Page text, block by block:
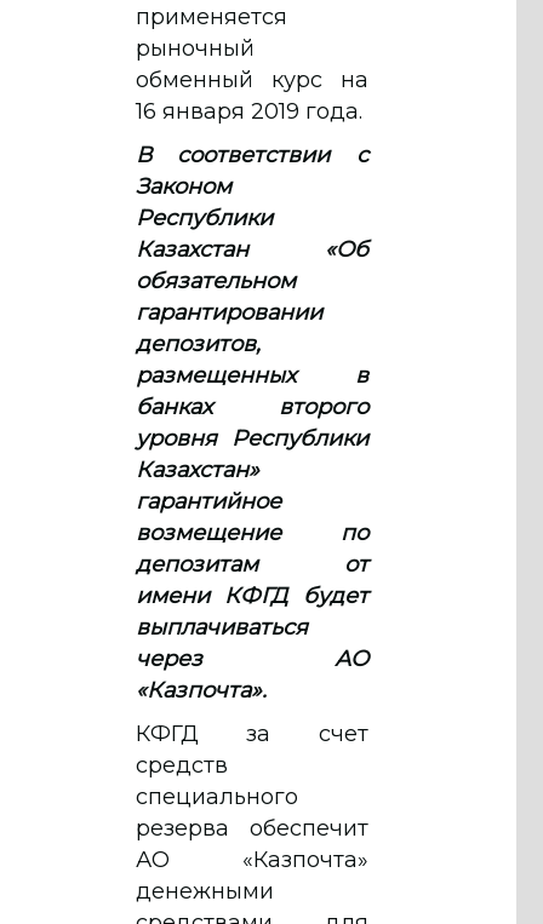
применяется
рыночный
обменный курс на
16 января 2019 года.
В соответствии с
Законом
Республики
Казахстан «Об
обязательном
гарантировании
депозитов,
размещенных в
банках второго
уровня Республики
Казахстан»
гарантийное
возмещение по
депозитам от
имени КФГД будет
выплачиваться
через АО
«Казпочта».
КФГД за счет
средств
специального
резерва обеспечит
АО «Казпочта»
денежными